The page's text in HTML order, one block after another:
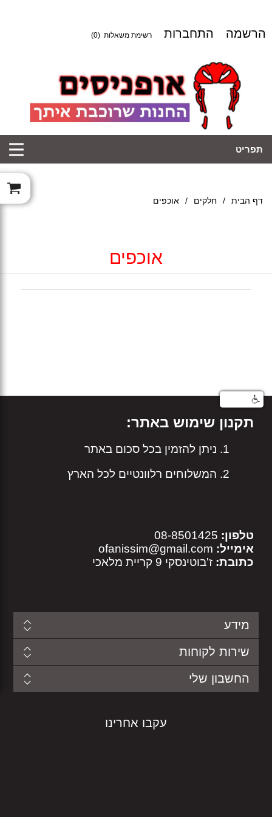
הרשמה התחברות רשימת משאלות (0)
תפריט
דף הבית / חלקים / אוכפים
אוכפים
תקנון שימוש באתר:
ניתן להזמין בכל סכום באתר
המשלוחים רלוונטיים לכל הארץ
טלפון:
אימייל: ofanissim@gmail.com
כתובת: ז'בוטינסקי 9 קריית מלאכי
מידע
שירות לקוחות
החשבון שלי
עקבו אחרינו